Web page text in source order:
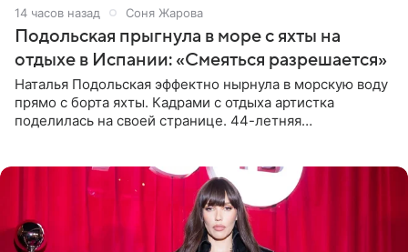
14 часов назад Соня Жарова
Подольская прыгнула в море с яхты на
отдыхе в Испании: «Смеяться разрешается»
Наталья Подольская эффектно нырнула в морскую воду
прямо с борта яхты. Кадрами с отдыха артистка
поделилась на своей странице. 44-летняя